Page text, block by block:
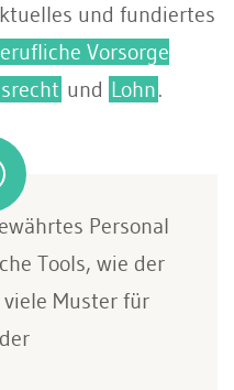
und fundiertes
Vorsorge
und Lohn.
Personal
Tools, wie der
viele Muster für